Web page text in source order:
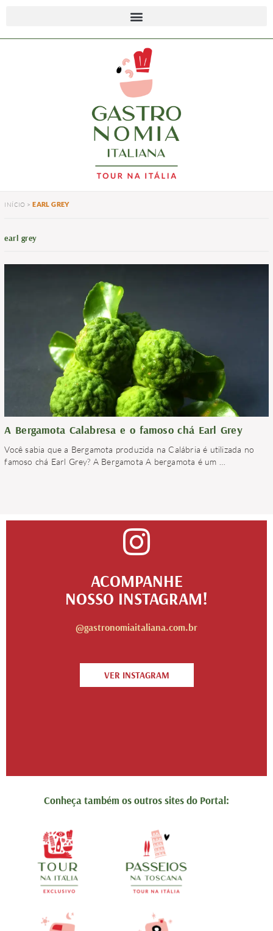
INÍCIO >EARL GREY
earl grey
A Bergamota Calabresa e o famoso chá Earl Grey
Você sabia que a Bergamota produzida na Calábria é utilizada no
famoso chá Earl Grey? A Bergamota A bergamota é um
ACOMPANHE
NOSSO INSTAGRAM!
@gastronomiaitaliana.com.br
VER INSTAGRAM
Conheça também os outros sites do Portal: